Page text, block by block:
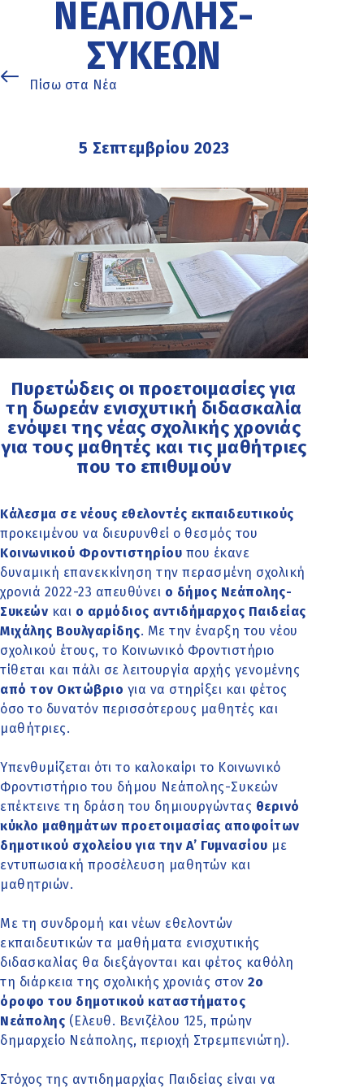
ΝΕΆΠΟΛΗΣ-
ΣΥΚΕΏΝ
Πίσω στα Νέα
5 Σεπτεμβρίου 2023
Πυρετώδεις οι προετοιμασίες για
τη δωρεάν ενισχυτική διδασκαλία
ενόψει της νέας σχολικής χρονιάς
για τους μαθητές και τις μαθήτριες
που το επιθυμούν
Κάλεσμα σε νέους εθελοντές εκπαιδευτικούς
προκειμένου να διευρυνθεί ο θεσμός του
Κοινωνικού Φροντιστηρίου που έκανε
δυναμική επανεκκίνηση την περασμένη σχολική
χρονιά 2022-23 απευθύνει ο δήμος Νεάπολης-
Συκεών και ο αρμόδιος αντιδήμαρχος Παιδείας
Μιχάλης Βουλγαρίδης. Με την έναρξη του νέου
σχολικού έτους, το Κοινωνικό Φροντιστήριο
τίθεται και πάλι σε λειτουργία αρχής γενομένης
από τον Οκτώβριο για να στηρίξει και φέτος
όσο το δυνατόν περισσότερους μαθητές και
μαθήτριες.
Υπενθυμίζεται ότι το καλοκαίρι το Κοινωνικό
Φροντιστήριο του δήμου Νεάπολης-Συκεών
επέκτεινε τη δράση του δημιουργώντας θερινό
κύκλο μαθημάτων προετοιμασίας αποφοίτων
δημοτικού σχολείου για την Α’ Γυμνασίου με
εντυπωσιακή προσέλευση μαθητών και
μαθητριών.
Με τη συνδρομή και νέων εθελοντών
εκπαιδευτικών τα μαθήματα ενισχυτικής
διδασκαλίας θα διεξάγονται και φέτος καθόλη
τη διάρκεια της σχολικής χρονιάς στον 2ο
όροφο του δημοτικού καταστήματος
Νεάπολης (Ελευθ. Βενιζέλου 125, πρώην
δημαρχείο Νεάπολης, περιοχή Στρεμπενιώτη).
Στόχος της αντιδημαρχίας Παιδείας είναι να